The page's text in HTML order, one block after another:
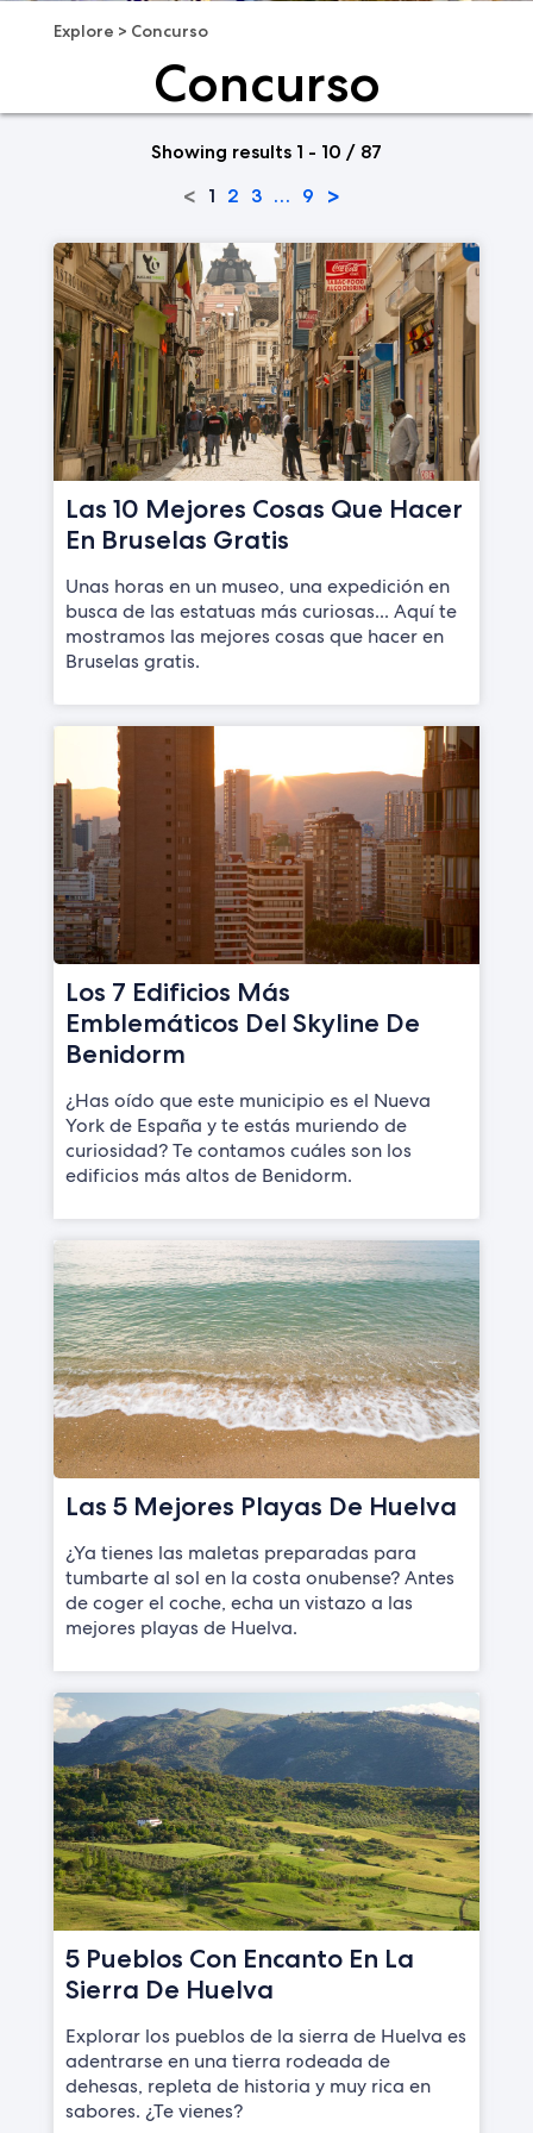
Explore > Concurso
Concurso
Showing results 1 - 10 / 87
< 1 2 3 … 9 >
Las 10 Mejores Cosas Que Hacer
En Bruselas Gratis
Unas horas en un museo, una expedición en
busca de las estatuas más curiosas... Aquí te
mostramos las mejores cosas que hacer en
Bruselas gratis.
Los 7 Edificios Más
Emblemáticos Del Skyline De
Benidorm
¿Has oído que este municipio es el Nueva
York de España y te estás muriendo de
curiosidad? Te contamos cuáles son los
edificios más altos de Benidorm.
Las 5 Mejores Playas De Huelva
¿Ya tienes las maletas preparadas para
tumbarte al sol en la costa onubense? Antes
de coger el coche, echa un vistazo a las
mejores playas de Huelva.
5 Pueblos Con Encanto En La
Sierra De Huelva
Explorar los pueblos de la sierra de Huelva es
adentrarse en una tierra rodeada de
dehesas, repleta de historia y muy rica en
sabores. ¿Te vienes?